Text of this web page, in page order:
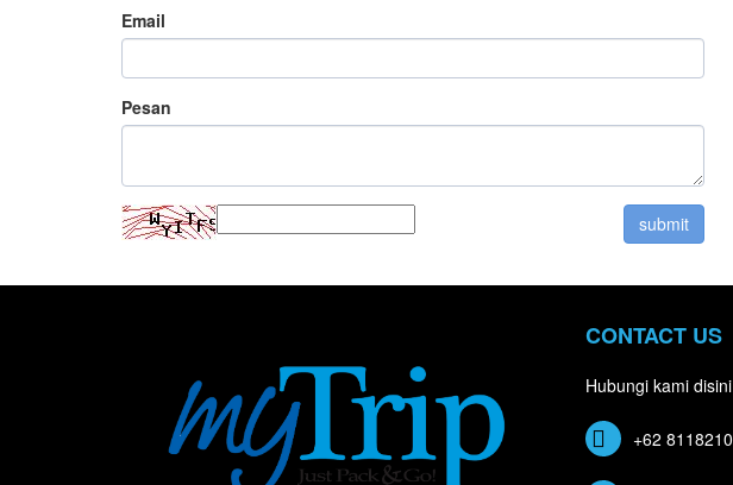
Email
Pesan
CONTACT US
Hubungi kami disini
+62